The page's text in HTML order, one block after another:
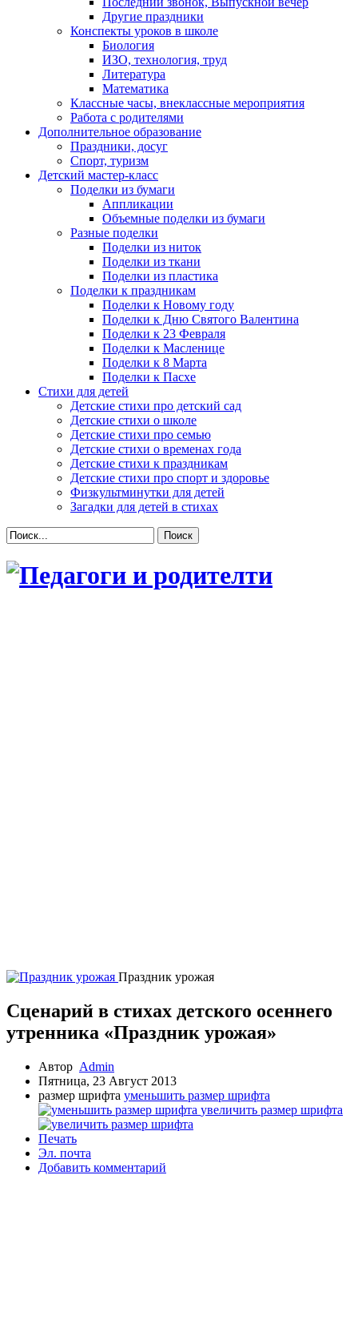
Другие праздники
Конспекты уроков в школе
Биология
ИЗО, технология, труд
Литература
Математика
Классные часы, внеклассные мероприятия
Работа с родителями
Дополнительное образование
Праздники, досуг
Спорт, туризм
Детский мастер-класс
Поделки из бумаги
Аппликации
Объемные поделки из бумаги
Разные поделки
Поделки из ниток
Поделки из ткани
Поделки из пластика
Поделки к праздникам
Поделки к Новому году
Поделки к Дню Святого Валентина
Поделки к 23 Февраля
Поделки к Масленице
Поделки к 8 Марта
Поделки к Пасхе
Стихи для детей
Детские стихи про детский сад
Детские стихи о школе
Детские стихи про семью
Детские стихи о временах года
Детские стихи к праздникам
Детские стихи про спорт и здоровье
Физкультминутки для детей
Загадки для детей в стихах
Поиск
Праздник урожая
Сценарий в стихах детского осеннего
утренника «Праздник урожая»
Автор Admin
Пятница, 23 Август 2013
размер шрифта уменьшить размер шрифта
увеличить размер шрифта
Печать
Эл. почта
Добавить комментарий